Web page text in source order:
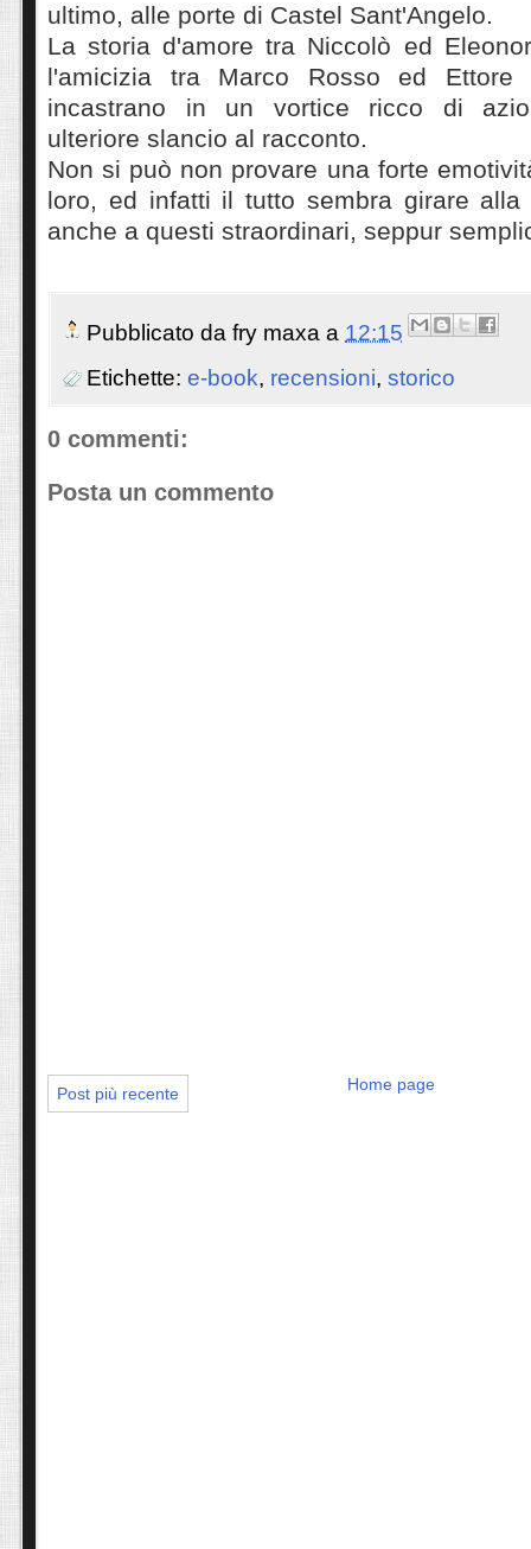
ultimo, alle porte di Castel Sant'Angelo.
La storia d'amore tra Niccolò ed
l'amicizia tra Marco Rosso ed Ettore
incastrano in un vortice ricco di
ulteriore slancio al racconto.
Non si può non provare una forte
loro, ed infatti il tutto sembra girare alla
anche a questi straordinari, seppur
Pubblicato da fry maxa a 12:15
Etichette: e-book, recensioni, storico
0 commenti:
Posta un commento
Post più recente Home page